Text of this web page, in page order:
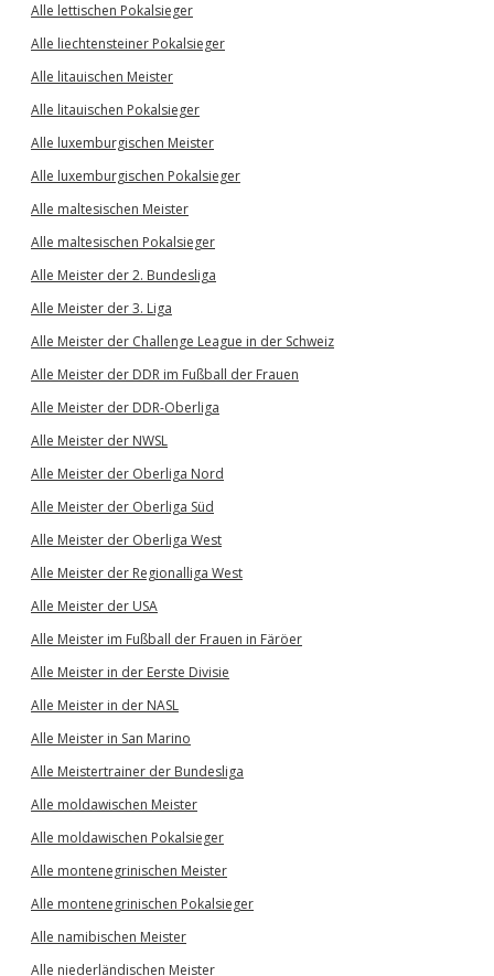
Alle lettischen Pokalsieger
Alle liechtensteiner Pokalsieger
Alle litauischen Meister
Alle litauischen Pokalsieger
Alle luxemburgischen Meister
Alle luxemburgischen Pokalsieger
Alle maltesischen Meister
Alle maltesischen Pokalsieger
Alle Meister der 2. Bundesliga
Alle Meister der 3. Liga
Alle Meister der Challenge League in der Schweiz
Alle Meister der DDR im Fußball der Frauen
Alle Meister der DDR-Oberliga
Alle Meister der NWSL
Alle Meister der Oberliga Nord
Alle Meister der Oberliga Süd
Alle Meister der Oberliga West
Alle Meister der Regionalliga West
Alle Meister der USA
Alle Meister im Fußball der Frauen in Färöer
Alle Meister in der Eerste Divisie
Alle Meister in der NASL
Alle Meister in San Marino
Alle Meistertrainer der Bundesliga
Alle moldawischen Meister
Alle moldawischen Pokalsieger
Alle montenegrinischen Meister
Alle montenegrinischen Pokalsieger
Alle namibischen Meister
Alle niederländischen Meister